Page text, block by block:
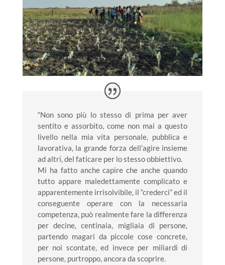
“Non sono più lo stesso di prima per aver
sentito e assorbito, come non mai a questo
livello nella mia vita personale, pubblica e
lavorativa, la grande forza dell’agire insieme
ad altri, del faticare per lo stesso obbiettivo.
Mi ha fatto anche capire che anche quando
tutto appare maledettamente complicato e
apparentemente irrisolvibile, il “crederci” ed il
conseguente operare con la necessaria
competenza, può realmente fare la differenza
per decine, centinaia, migliaia di persone,
partendo magari da piccole cose concrete,
per noi scontate, ed invece per miliardi di
persone, purtroppo, ancora da scoprire.